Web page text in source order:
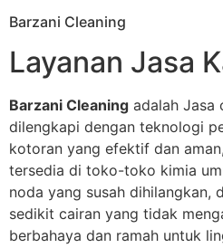
Barzani Cleaning
Layanan Jasa
Barzani Cleaning adalah Jasa
dilengkapi dengan teknologi
kotoran yang efektif dan
tersedia di toko-toko kimia
noda yang susah dihilangkan,
sedikit cairan yang tidak
berbahaya dan ramah untuk